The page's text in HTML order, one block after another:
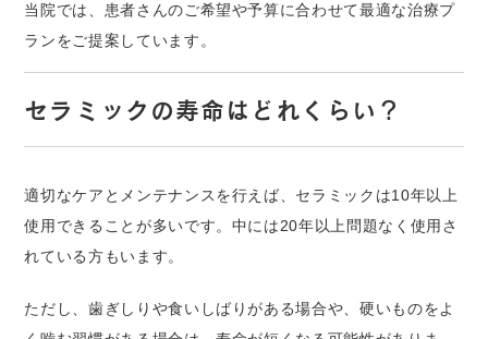
当院では、患者さんのご希望や予算に合わせて最適な治療プ
ランをご提案しています。
セラミックの寿命はどれくらい？
適切なケアとメンテナンスを行えば、セラミックは10年以上
使用できることが多いです。中には20年以上問題なく使用さ
れている方もいます。
ただし、歯ぎしりや食いしばりがある場合や、硬いものをよ